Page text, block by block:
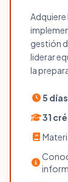
gestión
liderar
la
5 días
31